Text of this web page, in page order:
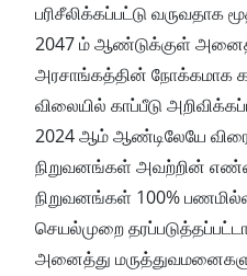
பரிசீலிக்கப்பட்டு வருவதாக
2047 ம் ஆண்டுக்குள்
அரசாங்கத்தின் நோக்கமாக
விலையில் காப்பீடு
2024 ஆம் ஆண்டிலேயே
நிறுவனங்கள் அவற்றின்
நிறுவனங்கள் 100%
செயல்முறை
அனைத்து